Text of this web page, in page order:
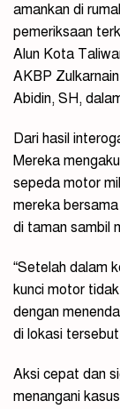
amankan di
pemeriksaan
Alun Kota
AKBP
Abidin, SH,
Dari hasil
Mereka
sepeda motor
mereka
di taman sambil
“Setelah dalam
kunci motor
dengan
di lokasi
Aksi cepat dan
menangani